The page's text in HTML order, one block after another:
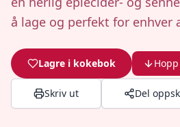
å lage og perfekt for enhver
Lagre i kokebok
Skriv ut Del